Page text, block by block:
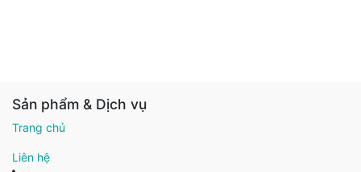
Sản phẩm & Dịch vụ
Trang chủ
Liên hệ